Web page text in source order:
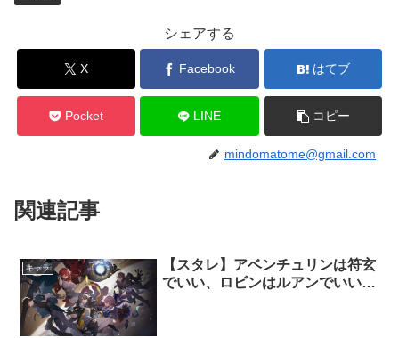
シェアする
X Facebook はてブ
Pocket LINE コピー
mindomatome@gmail.com
関連記事
キャラ
【スタレ】アベンチュリンは符玄
でいい、ロビンはルアンでいい…